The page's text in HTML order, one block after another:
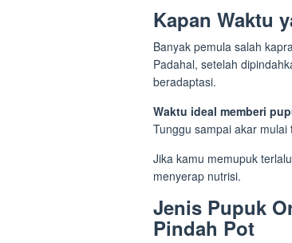
Kapan Waktu
Banyak pemula salah
Padahal, setelah
beradaptasi.
Waktu ideal memberi
Tunggu sampai akar
Jika kamu memupuk
menyerap nutrisi.
Jenis Pupuk
Pindah Pot